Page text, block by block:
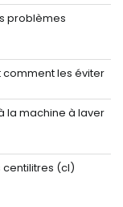
problèmes
comment les éviter
la machine à laver
centilitres (cl)